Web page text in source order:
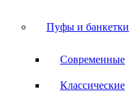
Пуфы и банкетки
Современные
Классические